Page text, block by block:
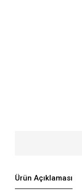
Ürün Açıklaması